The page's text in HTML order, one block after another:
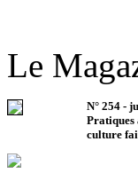
Le
N° 254 -
Pratiques
culture